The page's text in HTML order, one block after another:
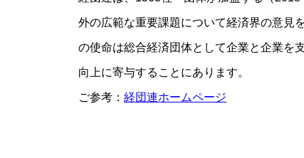
外の広範な重要課題について経済界の意見
の使命は総合経済団体として企業と企業を
向上に寄与することにあります。
ご参考： 経団連ホームページ